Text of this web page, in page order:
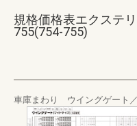
規格価格表エクステ
755(754-755)
車庫まわり ウイングゲート